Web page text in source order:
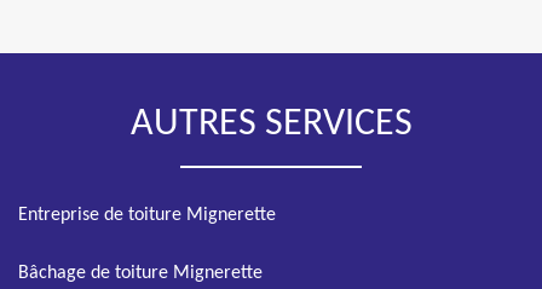
AUTRES SERVICES
Entreprise de toiture Mignerette
Bâchage de toiture Mignerette